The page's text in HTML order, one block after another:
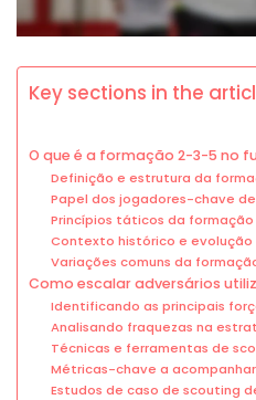
Key sections in the
O que é a formação 2-3-5 no
Definição e estrutura da
Papel dos jogadores-chave
Princípios táticos da
Contexto histórico e
Variações comuns da
Como escalar adversários
Identificando as principais
Analisando fraquezas na
Técnicas e ferramentas de
Métricas-chave a
Estudos de caso de scouting